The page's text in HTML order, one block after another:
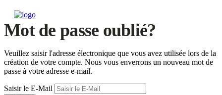
Mot de passe oublié?
Veuillez saisir l'adresse électronique que vous avez utilisée lors de la
création de votre compte. Nous vous enverrons un nouveau mot de
passe à votre adresse e-mail.
Saisir le E-Mail